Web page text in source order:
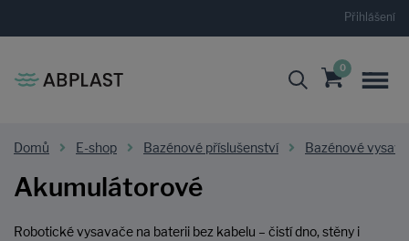
Přihlášení
0
Domů E-shop Bazénové příslušenství Bazénové
Akumulátorové
Robotické vysavače na baterii bez kabelu – čistí dno, stěny i